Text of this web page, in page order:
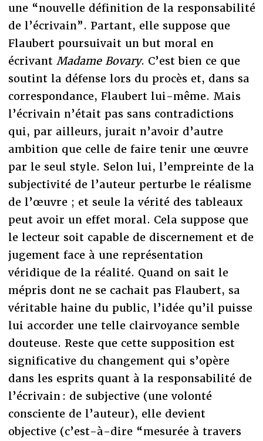
une “nouvelle définition de la responsabilité
de l’écrivain”. Partant, elle suppose que
Flaubert poursuivait un but moral en
écrivant Madame Bovary. C’est bien ce que
soutint la défense lors du procès et, dans sa
correspondance, Flaubert lui-même. Mais
l’écrivain n’était pas sans contradictions
qui, par ailleurs, jurait n’avoir d’autre
ambition que celle de faire tenir une œuvre
par le seul style. Selon lui, l’empreinte de la
subjectivité de l’auteur perturbe le réalisme
de l’œuvre ; et seule la vérité des tableaux
peut avoir un effet moral. Cela suppose que
le lecteur soit capable de discernement et de
jugement face à une représentation
véridique de la réalité. Quand on sait le
mépris dont ne se cachait pas Flaubert, sa
véritable haine du public, l’idée qu’il puisse
lui accorder une telle clairvoyance semble
douteuse. Reste que cette supposition est
significative du changement qui s’opère
dans les esprits quant à la responsabilité de
l’écrivain : de subjective (une volonté
consciente de l’auteur), elle devient
objective (c’est-à-dire “mesurée à travers